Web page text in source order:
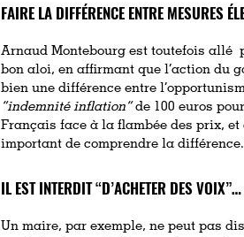
FAIRE LA DIFFÉRENCE ENTRE MESURES
Arnaud Montebourg est toutefois allé
bon aloi, en affirmant que l’action du
bien une différence entre
”indemnité inflation”de 100 euros
Français face à la flambée des prix, et
important de comprendre la différence.
IL EST INTERDIT “D’ACHETER DES VOIX”…
Un maire, par exemple, ne peut pas